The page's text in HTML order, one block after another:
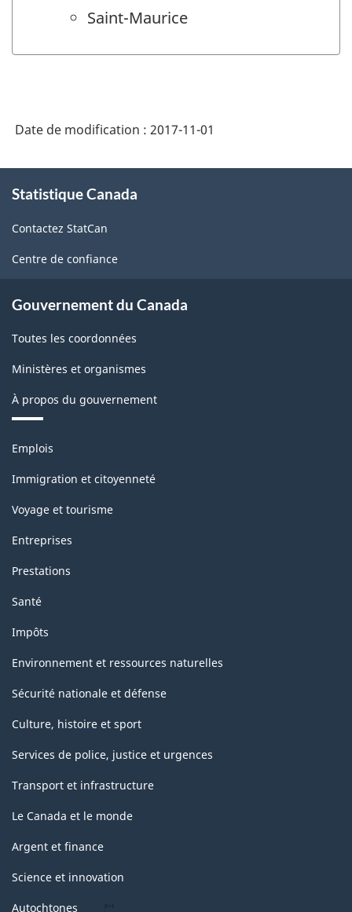
Saint-Maurice
Date de modification : 2017-11-01
propos
ce
site
Statistique Canada
Contactez StatCan
Centre de confiance
Gouvernement du Canada
Toutes les coordonnées
Ministères et organismes
À propos du gouvernement
Thèmes
sujets
Emplois
Immigration et citoyenneté
Voyage et tourisme
Entreprises
Prestations
Santé
Impôts
Environnement et ressources naturelles
Sécurité nationale et défense
Culture, histoire et sport
Services de police, justice et urgences
Transport et infrastructure
Le Canada et le monde
Argent et finance
Science et innovation
Autochtones